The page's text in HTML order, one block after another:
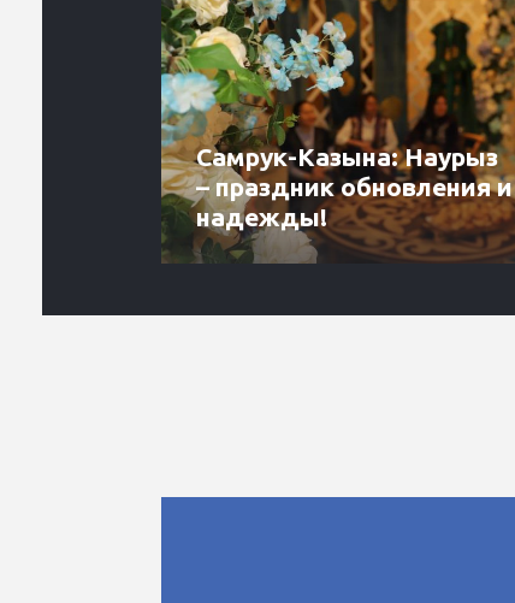
Самрук-Казына: Наурыз
– праздник обновления и
надежды!